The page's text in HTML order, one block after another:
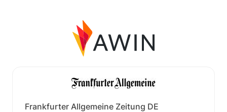
Frankfurter Allgemeine Zeitung DE